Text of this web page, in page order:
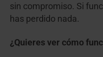
sin compromiso. Si
has perdido nada.
¿Quieres ver cómo